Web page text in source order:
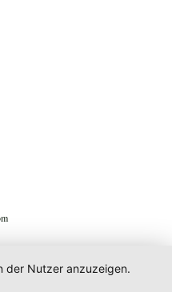
der Nutzer anzuzeigen.